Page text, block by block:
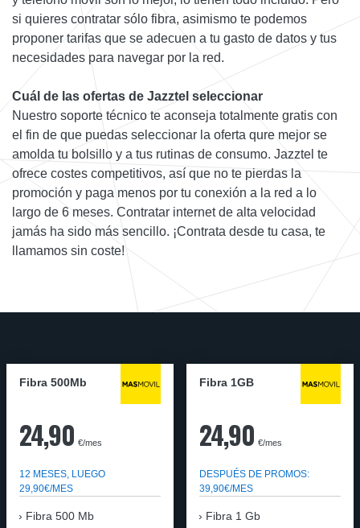
si quieres contratar sólo fibra, asimismo te podemos
proponer tarifas que se adecuen a tu gasto de datos y tus
necesidades para navegar por la red.
Cuál de las ofertas de Jazztel seleccionar
Nuestro soporte técnico te aconseja totalmente gratis con
el fin de que puedas seleccionar la oferta qure mejor se
amolda tu bolsillo y a tus rutinas de consumo. Jazztel te
ofrece costes competitivos, así que no te pierdas la
promoción y paga menos por tu conexión a la red a lo
largo de 6 meses. Contratar internet de alta velocidad
jamás ha sido más sencillo. ¡Contrata desde tu casa, te
llamamos sin coste!
Fibra 500Mb
24,90 €/mes
12 MESES, LUEGO
29,90€/MES
Fibra 500 Mb
Fibra 1GB
24,90 €/mes
DESPUÉS DE PROMOS:
39,90€/MES
Fibra 1 Gb